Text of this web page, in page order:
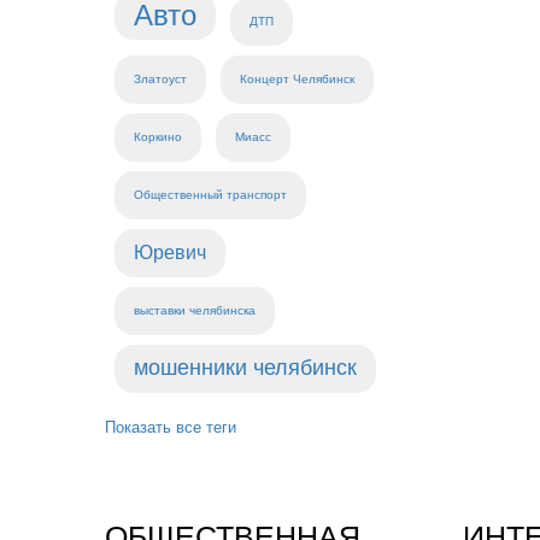
Авто ДТП
Златоуст Концерт Челябинск
Коркино Миасс
Общественный транспорт
Юревич
выставки челябинска
мошенники челябинск
Показать все теги